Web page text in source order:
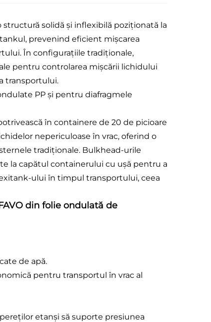
solidă și inflexibilă poziționată la
prevenind eficient mișcarea
În configurațiile tradiționale,
pentru controlarea mișcării lichidului
transportului.
PP și pentru diafragmele
în containere de 20 de picioare
nepericuloase în vrac, oferind o
tradiționale. Bulkhead-urile
la capătul containerului cu ușă pentru a
ului în timpul transportului, ceea
din folie ondulată de
de apă.
pentru transportul în vrac al
etanși să suporte presiunea